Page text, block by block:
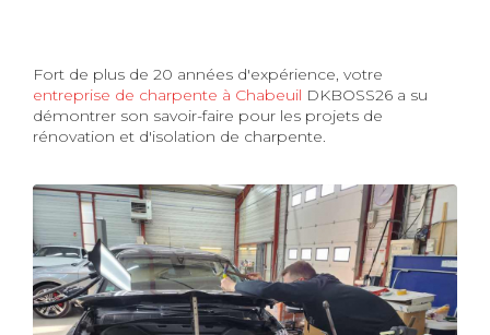
Fort de plus de 20 années d'expérience, votre
entreprise de charpente à Chabeuil DKBOSS26 a su
démontrer son savoir-faire pour les projets de
rénovation et d'isolation de charpente.